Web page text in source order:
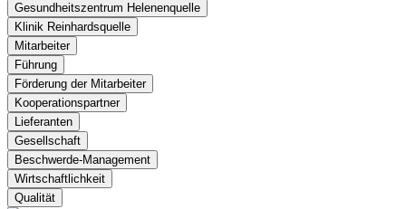
Gesundheitszentrum Helenenquelle
Klinik Reinhardsquelle
Mitarbeiter
Führung
Förderung der Mitarbeiter
Kooperationspartner
Lieferanten
Gesellschaft
Beschwerde-Management
Wirtschaftlichkeit
Qualität